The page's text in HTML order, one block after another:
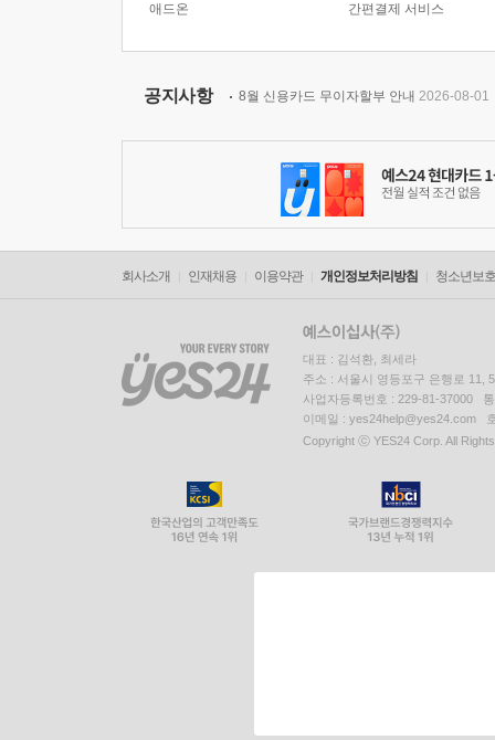
애드온
간편결제 서비스
공지사항 8월 신용카드 무이자할부 안내 2026-08-01
회사소개 인재채용 이용약관 개인정보처리방침 청소년보
대표 : 김석환, 최세라
주소 : 서울시 영등포구 은행로 11,
사업자등록번호 : 229-81-37000
이메일 : yes24help@yes24.com
Copyright ⓒ YES24 Corp. All